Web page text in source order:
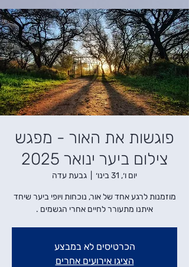
פוגשות את האור - מפגש
צילום ביער ינואר 2025
יום ו׳, 31 בינו׳ גבעת עדה
מוזמנות לרגע אחד של אור, נוכחות ויופי ביער שיחד
איתנו מתעורר לחיים אחרי הגשמים .
הכרטיסים לא במבצע
הציגו אירועים אחרים